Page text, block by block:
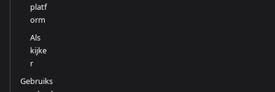
platf
orm
Als
kijke
r
Gebruiks